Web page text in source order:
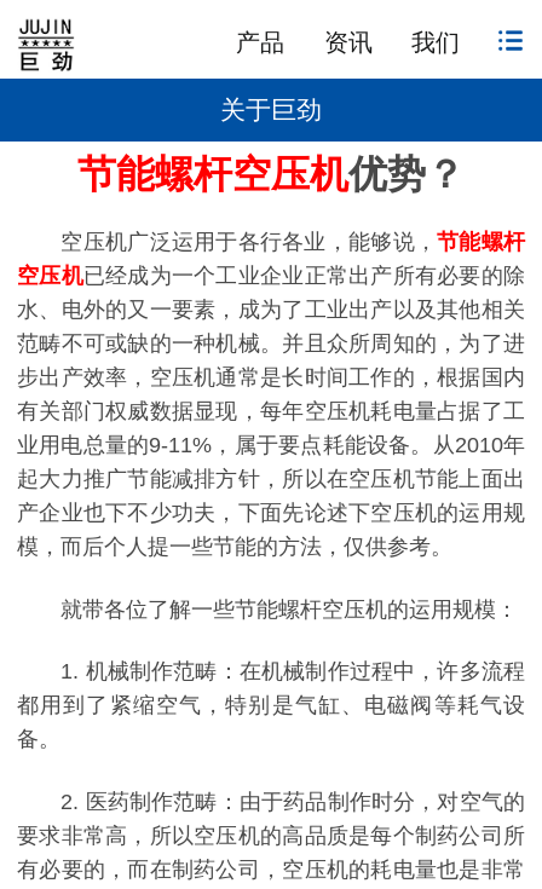
产品 资讯 我们
关于巨劲
节能螺杆空压机优势？
空压机广泛运用于各行各业，能够说，节能螺杆
空压机已经成为一个工业企业正常出产所有必要的除
水、电外的又一要素，成为了工业出产以及其他相关
范畴不可或缺的一种机械。并且众所周知的，为了进
步出产效率，空压机通常是长时间工作的，根据国内
有关部门权威数据显现，每年空压机耗电量占据了工
业用电总量的9-11%，属于要点耗能设备。从2010年
起大力推广节能减排方针，所以在空压机节能上面出
产企业也下不少功夫，下面先论述下空压机的运用规
模，而后个人提一些节能的方法，仅供参考。
就带各位了解一些节能螺杆空压机的运用规模：
1. 机械制作范畴：在机械制作过程中，许多流程
都用到了紧缩空气，特别是气缸、电磁阀等耗气设
备。
2. 医药制作范畴：由于药品制作时分，对空气的
要求非常高，所以空压机的高品质是每个制药公司所
有必要的，而在制药公司，空压机的耗电量也是非常